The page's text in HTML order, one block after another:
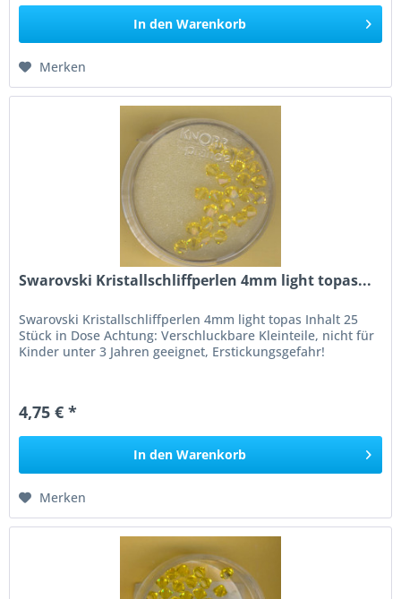
In den Warenkorb
Merken
Swarovski Kristallschliffperlen 4mm light topas...
Swarovski Kristallschliffperlen 4mm light topas Inhalt 25
Stück in Dose Achtung: Verschluckbare Kleinteile, nicht für
Kinder unter 3 Jahren geeignet, Erstickungsgefahr!
4,75 € *
In den Warenkorb
Merken